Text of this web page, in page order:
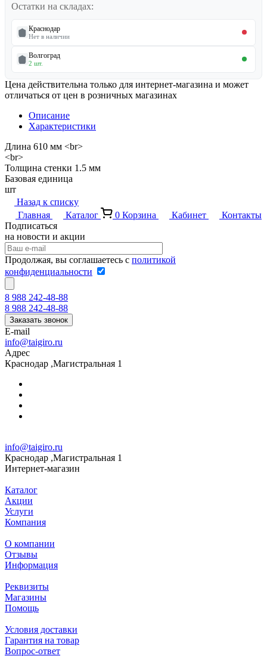
Остатки на складах:
Краснодар
Нет в наличии
Волгоград
2 шт.
Цена действительна только для интернет-магазина и может
отличаться от цен в розничных магазинах
Описание
Характеристики
Длина 610 мм <br>
<br>
Толщина стенки 1.5 мм
Базовая единица
шт
Назад к списку
Главная
Каталог 0 Корзина Кабинет
Контакты
Подписаться
на новости и акции
Продолжая, вы соглашаетесь с политикой
конфиденциальности
8 988 242-48-88
8 988 242-48-88
Заказать звонок
E-mail
info@taigiro.ru
Адрес
Краснодар ,Магистральная 1
info@taigiro.ru
Краснодар ,Магистральная 1
Интернет-магазин
Каталог
Акции
Услуги
Компания
О компании
Отзывы
Информация
Реквизиты
Магазины
Помощь
Условия доставки
Гарантия на товар
Вопрос-ответ